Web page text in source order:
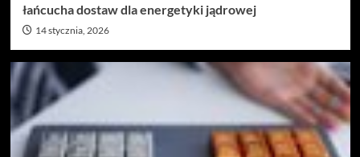
łańcucha dostaw dla energetyki jądrowej
14 stycznia, 2026